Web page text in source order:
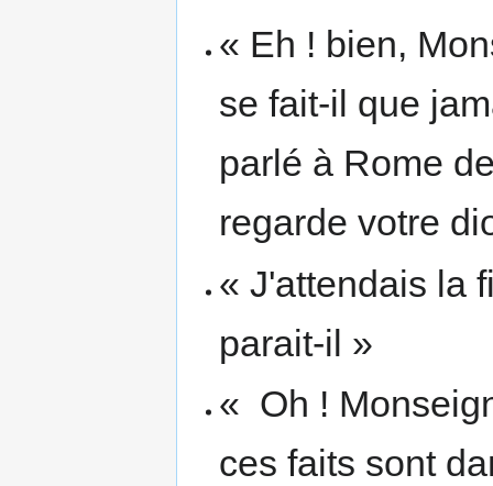
« Eh ! bien,
se fait-il que
parlé à Rome
regarde votre
« J'attendais la
parait-il »
« Oh !
ces faits sont